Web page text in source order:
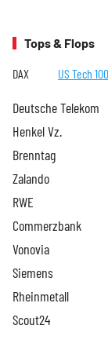
Tops & Flops
DAX US Tech 100
Deutsche Telekom
Henkel Vz.
Brenntag
Zalando
RWE
Commerzbank
Vonovia
Siemens
Rheinmetall
Scout24